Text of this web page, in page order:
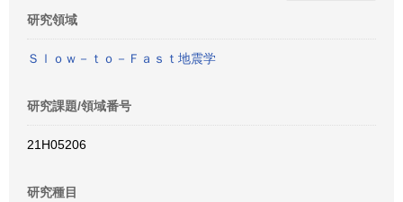
研究領域
Ｓｌｏｗ－ｔｏ－Ｆａｓｔ地震学
研究課題/領域番号
21H05206
研究種目